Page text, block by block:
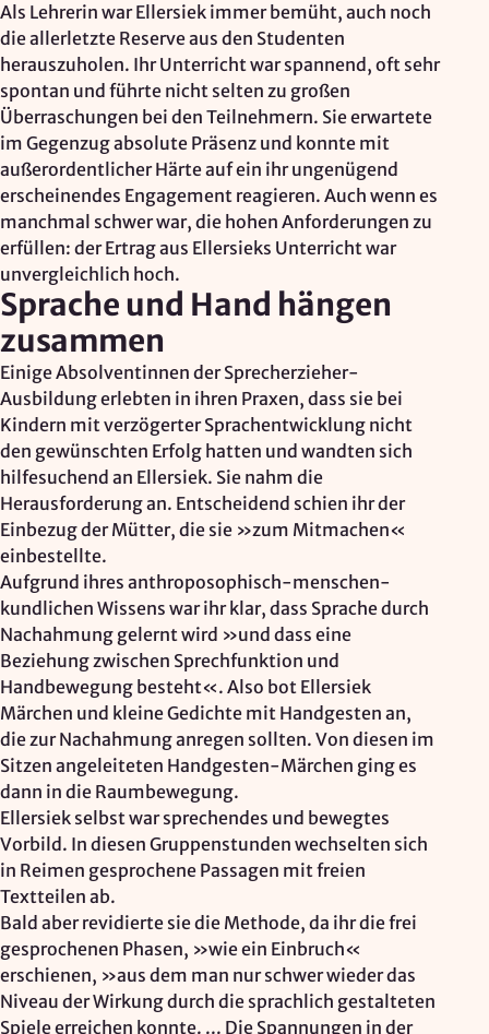
Als Lehrerin war Ellersiek immer bemüht, auch noch
die allerletzte Reserve aus den Studenten
herauszuholen. Ihr Unterricht war spannend, oft sehr
spontan und führte nicht selten zu großen
Überraschungen bei den Teilnehmern. Sie erwartete
im Gegenzug absolute Präsenz und konnte mit
außerordentlicher Härte auf ein ihr ungenügend
erscheinendes Engagement reagieren. Auch wenn es
manchmal schwer war, die hohen Anforderungen zu
erfüllen: der Ertrag aus Ellersieks Unterricht war
unvergleichlich hoch.
Sprache und Hand hängen
zusammen
Einige Absolventinnen der Sprecherzieher-
Ausbildung erlebten in ihren Praxen, dass sie bei
Kindern mit verzögerter Sprachentwicklung nicht
den gewünschten Erfolg hatten und wandten sich
hilfesuchend an Ellersiek. Sie nahm die
Herausforderung an. Entscheidend schien ihr der
Einbezug der Mütter, die sie »zum Mitmachen«
einbestellte.
Aufgrund ihres anthroposophisch-menschen-
kundlichen Wissens war ihr klar, dass Sprache durch
Nachahmung gelernt wird »und dass eine
Beziehung zwischen Sprechfunktion und
Handbewegung besteht«. Also bot Ellersiek
Märchen und kleine Gedichte mit Handgesten an,
die zur Nachahmung anregen sollten. Von diesen im
Sitzen angeleiteten Handgesten-Märchen ging es
dann in die Raumbewegung.
Ellersiek selbst war sprechendes und bewegtes
Vorbild. In diesen Gruppenstunden wechselten sich
in Reimen gesprochene Passagen mit freien
Textteilen ab.
Bald aber revidierte sie die Methode, da ihr die frei
gesprochenen Phasen, »wie ein Einbruch«
erschienen, »aus dem man nur schwer wieder das
Niveau der Wirkung durch die sprachlich gestalteten
Spiele erreichen konnte. ... Die Spannungen in der
Anbieter:
Vereinigung der Waldorfkindergärten e. V.
Zweck:
Reichweitenmessung, technische Optimierung
Cookie Laufzeit:
180 Tage
Hosting: DomainFactory GmbH, Deutschland
Rechtsgrundlage: Art. 6 Abs. 1 lit. f DSGVO
IP-Anonymisierung: aktiviert
Anbieter:
Mailjet GmbH
Zweck:
Anmeldung und Versand von Newslettern